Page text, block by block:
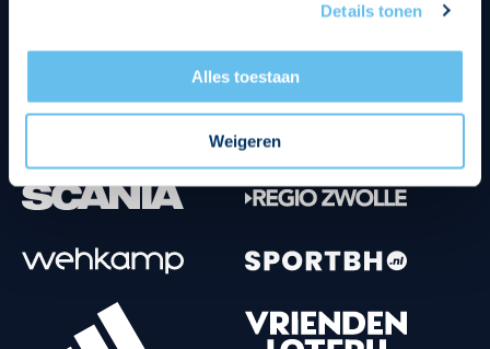
Details tonen
Alles toestaan
Weigeren